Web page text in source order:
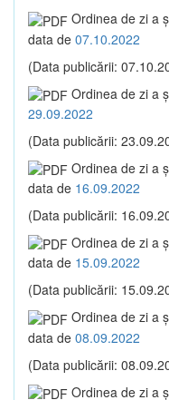
Ordinea de zi a
data de 07.10.2022
(Data publicării:
Ordinea de zi a
29.09.2022
(Data publicării:
Ordinea de zi a
data de 16.09.2022
(Data publicării:
Ordinea de zi a
data de 15.09.2022
(Data publicării:
Ordinea de zi a
data de 08.09.2022
(Data publicării:
Ordinea de zi a